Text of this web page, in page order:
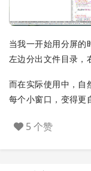
当我一开始用分屏的
左边分出文件目录，
而在实际使用中，自
每个小窗口，变得更
5 个赞